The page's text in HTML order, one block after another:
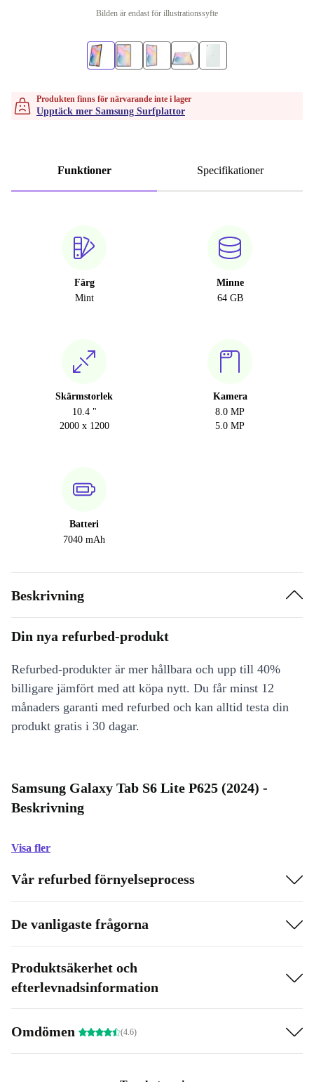
Bilden är endast för illustrationssyfte
Produkten finns för närvarande inte i lager
Upptäck mer Samsung Surfplattor
Funktioner Specifikationer
Färg
Mint
Minne
64 GB
Skärmstorlek
10.4 "
2000 x 1200
Kamera
8.0 MP
5.0 MP
Batteri
7040 mAh
Beskrivning
Din nya refurbed-produkt
Refurbed-produkter är mer hållbara och upp till 40%
billigare jämfört med att köpa nytt. Du får minst 12
månaders garanti med refurbed och kan alltid testa din
produkt gratis i 30 dagar.
Samsung Galaxy Tab S6 Lite P625 (2024) -
Beskrivning
Visa fler
Vår refurbed förnyelseprocess
De vanligaste frågorna
Produktsäkerhet och
efterlevnadsinformation
Omdömen (4.6)